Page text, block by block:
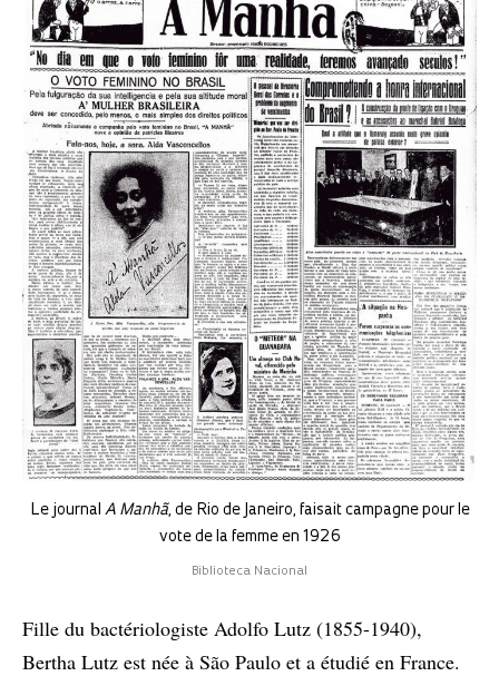
Le journal A Manhã, de Rio de Janeiro, faisait campagne pour le
vote de la femme en 1926
Biblioteca Nacional
Fille du bactériologiste Adolfo Lutz (1855-1940),
Bertha Lutz est née à São Paulo et a étudié en France.